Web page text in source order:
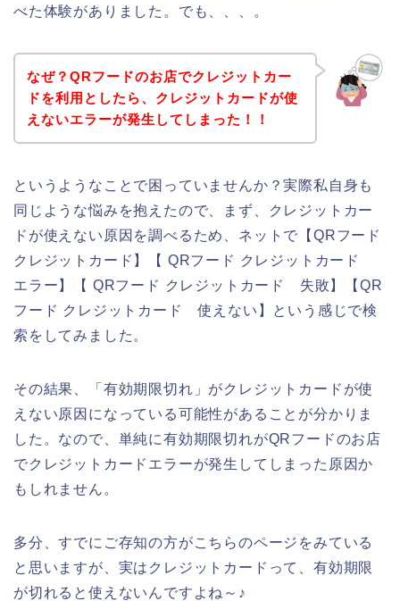
べた体験がありました。でも、、、。
なぜ？QRフードのお店でクレジットカー
ドを利用としたら、クレジットカードが使
えないエラーが発生してしまった！！
というようなことで困っていませんか？実際私自身も
同じような悩みを抱えたので、まず、クレジットカー
ドが使えない原因を調べるため、ネットで【QRフード
クレジットカード】【 QRフード クレジットカード
エラー】【 QRフード クレジットカード 失敗】【QR
フード クレジットカード 使えない】という感じで検
索をしてみました。
その結果、「有効期限切れ」がクレジットカードが使
えない原因になっている可能性があることが分かりま
した。なので、単純に有効期限切れがQRフードのお店
でクレジットカードエラーが発生してしまった原因か
もしれません。
多分、すでにご存知の方がこちらのページをみている
と思いますが、実はクレジットカードって、有効期限
が切れると使えないんですよね～♪